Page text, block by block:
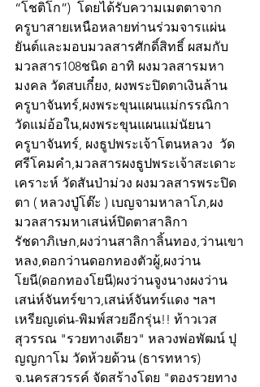
“โชติโก”)  โดยได้รับความเมตตาจาก
ครูบาสายเหนือหลายท่านร่วมจารแผ่น
ยันต์และมอบมวลสารศักดิ์สิทธิ์ ผสมกับ
มวลสาร108ชนิด อาทิ ผงมวลสารมหา
มงคล วัดสบเกี๋ยง, ผงพระปิดตาเงินล้าน
ครูบาจันทร์,ผงพระขุนแผนแม่กรรณิกา
วัดแม่อ้อใน,ผงพระขุนแผนแม่นัยนา
ครูบาจันทร์, ผงธูปพระเจ้าโตนหลวง  วัด
ศรีโคมคำ,มวลสารผงธูปพระเจ้าสะเดาะ
เคราะห์ วัดสันป่าม่วง ผงมวลสารพระปิด
ตา ( หลวงปู่โต๊ะ ) เบญจามหาลาโภ,ผง
มวลสารมหาเสน่ห์ปิดตาสาลิกา
รัชดาภิเษก,ผงว่านสาลิกาลิ้นทอง,ว่านเขา
หลง,ดอกว่านดอกทองตัวผู้,ผงว่าน
โยนี(ดอกทองโยนี)ผงว่านจูงนางผงว่าน
เสน่ห์จันทร์ขาว,เสน่ห์จันทร์แดง ฯลฯ
เหรียญเด่น-พิมพ์สวยอีกรุ่น!! ท้าวเวส
สุวรรณ "รวยทางเดียว" หลวงพ่อพัฒน์ ปุ
ญญกาโม วัดห้วยด้วน (ธารทหาร)
จ.นครสวรรค์ จัดสร้างโดย "ตองรวยทาง